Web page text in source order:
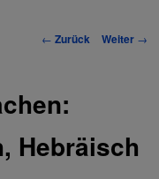
Beitrags-
← Zurück Weiter →
Hebräisch